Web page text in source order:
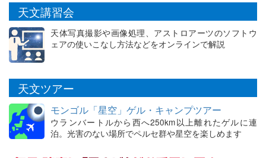
天文講習会
天体写真撮影や画像処理、アストロアーツのソフトウ
ェアの使いこなし方法などをオンラインで解説
天文ツアー
モンゴル「星空」ゲル・キャンプツアー
ウランバートルから西へ250km以上離れたゲルに連
泊。光害のない場所でペルセ群や星空を楽しめます